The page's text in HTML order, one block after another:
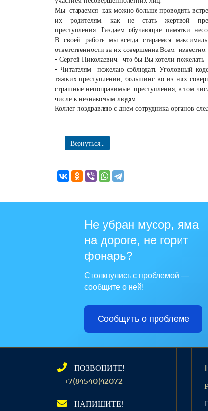
Мы стараемся как можно больше проводить
их родителям, как не стать жертвой
преступления. Раздаем обучающие памятки
В своей работе мы всегда стараемся
ответственности за их совершение.Всем
- Сергей Николаевич, что бы Вы хотели
- Читателям пожелаю соблюдать Уголовный
тяжких преступлений, большинство из них
страшные непоправимые преступления, в том
числе к незнакомым людям.
Коллег поздравляю с днем сотрудника органов
Вернуться...
Не убран мусор, яма
на дороге, не горит
фонарь?
Столкнулись с проблемой —
сообщите о ней!
Сообщить о проблеме
ПОЗВОНИТЕ!
+7(84540)42072
НАПИШИТЕ!